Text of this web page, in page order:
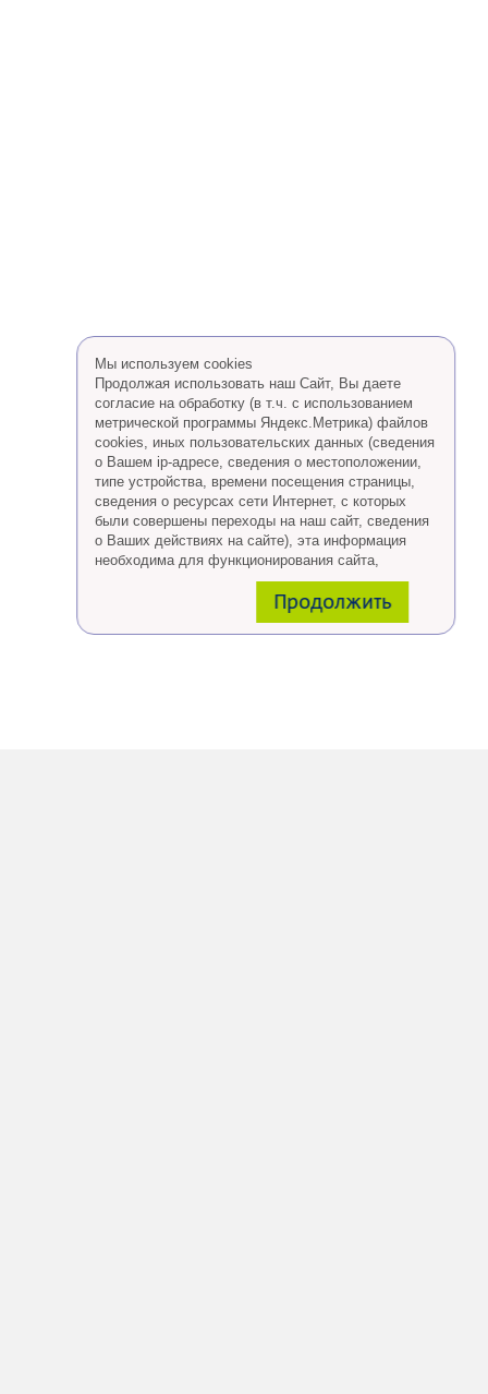
Мы используем cookies
Продолжая использовать наш Сайт, Вы даете
согласие на обработку (в т.ч. с использованием
метрической программы Яндекс.Метрика) файлов
cookies, иных пользовательских данных (сведения
о Вашем ip-адресе, сведения о местоположении,
типе устройства, времени посещения страницы,
сведения о ресурсах сети Интернет, с которых
были совершены переходы на наш сайт, сведения
о Ваших действиях на сайте), эта информация
необходима для функционирования сайта,
проведения ретаргетинга, а также статистических
Eсли Вы согласны, продолжайте пользоваться
сайтом, если Вы не хотите, чтобы Ваши данные
Продолжить